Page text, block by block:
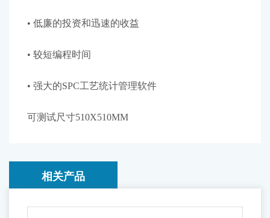
• 低廉的投资和迅速的收益
• 较短编程时间
• 强大的SPC工艺统计管理软件
可测试尺寸510X510MM
相关产品